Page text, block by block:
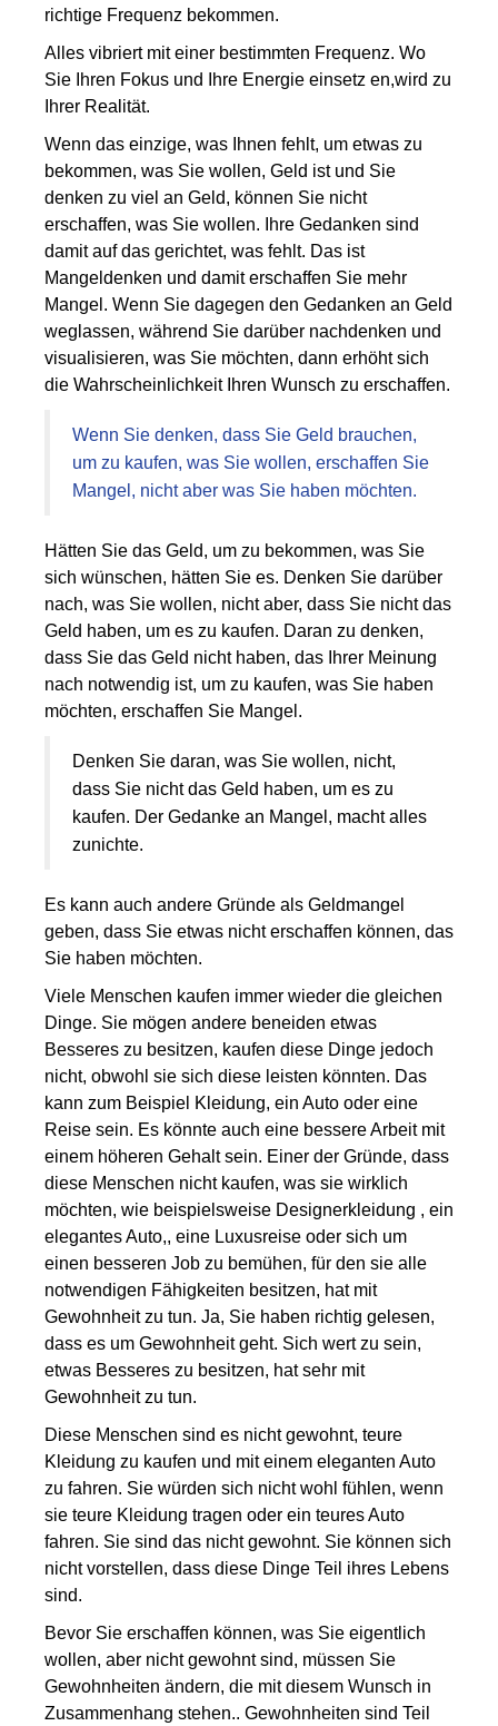
richtige Frequenz bekommen.
Alles vibriert mit einer bestimmten Frequenz. Wo
Sie Ihren Fokus und Ihre Energie einsetz en,wird zu
Ihrer Realität.
Wenn das einzige, was Ihnen fehlt, um etwas zu
bekommen, was Sie wollen, Geld ist und Sie
denken zu viel an Geld, können Sie nicht
erschaffen, was Sie wollen. Ihre Gedanken sind
damit auf das gerichtet, was fehlt. Das ist
Mangeldenken und damit erschaffen Sie mehr
Mangel. Wenn Sie dagegen den Gedanken an Geld
weglassen, während Sie darüber nachdenken und
visualisieren, was Sie möchten, dann erhöht sich
die Wahrscheinlichkeit Ihren Wunsch zu erschaffen.
Wenn Sie denken, dass Sie Geld brauchen,
um zu kaufen, was Sie wollen, erschaffen Sie
Mangel, nicht aber was Sie haben möchten.
Hätten Sie das Geld, um zu bekommen, was Sie
sich wünschen, hätten Sie es. Denken Sie darüber
nach, was Sie wollen, nicht aber, dass Sie nicht das
Geld haben, um es zu kaufen. Daran zu denken,
dass Sie das Geld nicht haben, das Ihrer Meinung
nach notwendig ist, um zu kaufen, was Sie haben
möchten, erschaffen Sie Mangel.
Denken Sie daran, was Sie wollen, nicht,
dass Sie nicht das Geld haben, um es zu
kaufen. Der Gedanke an Mangel, macht alles
zunichte.
Es kann auch andere Gründe als Geldmangel
geben, dass Sie etwas nicht erschaffen können, das
Sie haben möchten.
Viele Menschen kaufen immer wieder die gleichen
Dinge. Sie mögen andere beneiden etwas
Besseres zu besitzen, kaufen diese Dinge jedoch
nicht, obwohl sie sich diese leisten könnten. Das
kann zum Beispiel Kleidung, ein Auto oder eine
Reise sein. Es könnte auch eine bessere Arbeit mit
einem höheren Gehalt sein. Einer der Gründe, dass
diese Menschen nicht kaufen, was sie wirklich
möchten, wie beispielsweise Designerkleidung , ein
elegantes Auto,, eine Luxusreise oder sich um
einen besseren Job zu bemühen, für den sie alle
notwendigen Fähigkeiten besitzen, hat mit
Gewohnheit zu tun. Ja, Sie haben richtig gelesen,
dass es um Gewohnheit geht. Sich wert zu sein,
etwas Besseres zu besitzen, hat sehr mit
Gewohnheit zu tun.
Diese Menschen sind es nicht gewohnt, teure
Kleidung zu kaufen und mit einem eleganten Auto
zu fahren. Sie würden sich nicht wohl fühlen, wenn
sie teure Kleidung tragen oder ein teures Auto
fahren. Sie sind das nicht gewohnt. Sie können sich
nicht vorstellen, dass diese Dinge Teil ihres Lebens
sind.
Bevor Sie erschaffen können, was Sie eigentlich
wollen, aber nicht gewohnt sind, müssen Sie
Gewohnheiten ändern, die mit diesem Wunsch in
Zusammenhang stehen.. Gewohnheiten sind Teil